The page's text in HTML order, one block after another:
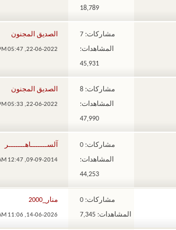
18,789
مشاركات: 7
المشاهدات:
45,931
الصديق المجنون
22-06-2022,
05:47 PM
مشاركات: 8
المشاهدات:
47,990
الصديق المجنون
22-06-2022,
05:33 PM
مشاركات: 0
المشاهدات:
44,253
آلســـــــاهـــــــر
09-09-2014,
12:47 AM
مشاركات: 0
المشاهدات: 7,345
منار_2000
14-06-2026,
11:06 AM